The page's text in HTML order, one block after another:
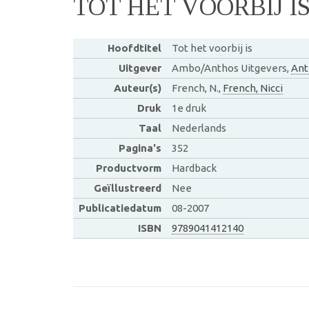
TOT HET VOORBIJ IS
Hoofdtitel
Tot het voorbij is
Uitgever
Ambo/Anthos Uitgevers,
Auteur(s)
French, N., French, Nicci
Druk
1e druk
Taal
Nederlands
Pagina's
352
Productvorm
Hardback
Geïllustreerd
Nee
Publicatiedatum
08-2007
ISBN
9789041412140